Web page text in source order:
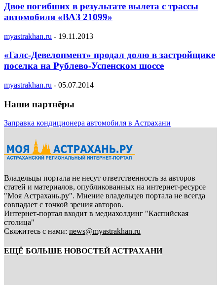
Двое погибших в результате вылета с трассы
автомобиля «ВАЗ 21099»
myastrakhan.ru - 19.11.2013
«Галс-Девелопмент» продал долю в застройщике
поселка на Рублево-Успенском шоссе
myastrakhan.ru - 05.07.2014
Наши партнёры
Заправка кондиционера автомобиля в Астрахани
Владельцы портала не несут ответственность за авторов
статей и материалов, опубликованных на интернет-ресурсе
"Моя Астрахань.ру". Мнение владельцев портала не всегда
совпадает с точкой зрения авторов.
Интернет-портал входит в медиахолдинг "Каспийская
столица"
Свяжитесь с нами: news@myastrakhan.ru
ЕЩЁ БОЛЬШЕ НОВОСТЕЙ АСТРАХАНИ